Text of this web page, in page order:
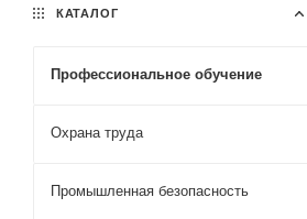
КАТАЛОГ
Профессиональное обучение
Охрана труда
Промышленная безопасность